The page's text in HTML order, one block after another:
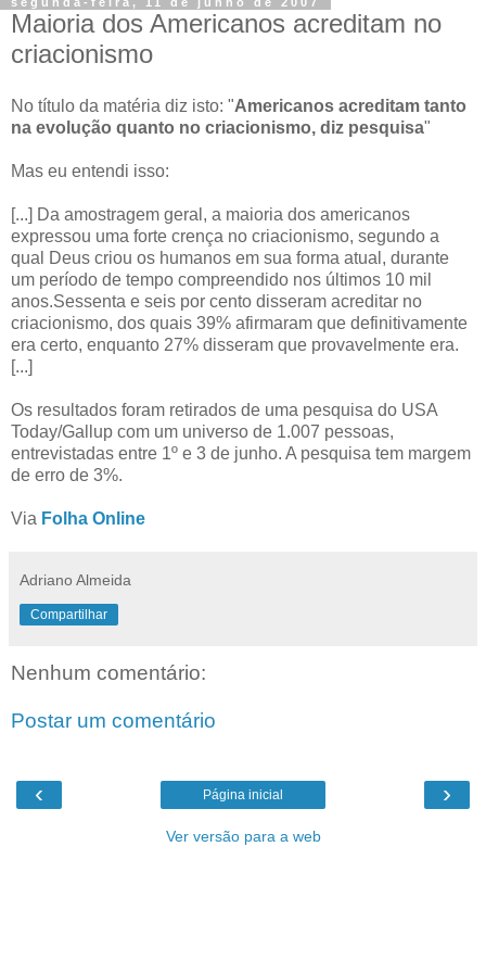
Maioria dos Americanos acreditam no
criacionismo
No título da matéria diz isto: "Americanos acreditam tanto
na evolução quanto no criacionismo, diz pesquisa"
Mas eu entendi isso:
[...] Da amostragem geral, a maioria dos americanos
expressou uma forte crença no criacionismo, segundo a
qual Deus criou os humanos em sua forma atual, durante
um período de tempo compreendido nos últimos 10 mil
anos.Sessenta e seis por cento disseram acreditar no
criacionismo, dos quais 39% afirmaram que definitivamente
era certo, enquanto 27% disseram que provavelmente era.
[...]
Os resultados foram retirados de uma pesquisa do USA
Today/Gallup com um universo de 1.007 pessoas,
entrevistadas entre 1º e 3 de junho. A pesquisa tem margem
de erro de 3%.
Via Folha Online
Adriano Almeida
Compartilhar
Nenhum comentário:
Postar um comentário
‹ ›
Página inicial
Ver versão para a web